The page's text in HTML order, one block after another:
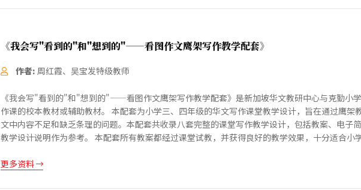
《我会写"看到的"和"想到的"——看图作文鹰架写作教学配套》
作者: 周红霞、吴宝发特级教师
《我会写"看到的"和"想到的"——看图作文鹰架写作教学配套》是新加坡华文教研中心与克勤小
作课的校本教材或辅助教材。 本配套为小学三、四年级的华文写作课堂教学设计，旨在通过鹰
文中内容不足和缺乏条理的问题。本配套共收录八套完整的课堂写作教学设计，包括教案、电子
教学设计说明作为参考。 本配套所有教案都经过课堂试教，并获得良好的教学效果，十分适合小
更多资料